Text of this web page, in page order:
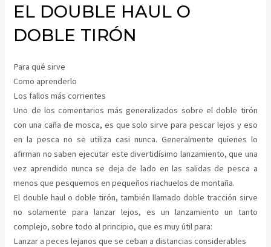
EL DOUBLE HAUL O
DOBLE TIRÓN
Para qué sirve
Como aprenderlo
Los fallos más corrientes
Uno de los comentarios más generalizados sobre el doble tirón
con una caña de mosca, es que solo sirve para pescar lejos y eso
en la pesca no se utiliza casi nunca. Generalmente quienes lo
afirman no saben ejecutar este divertidísimo lanzamiento, que una
vez aprendido nunca se deja de lado en las salidas de pesca a
menos que pesquemos en pequeños riachuelos de montaña.
El double haul o doble tirón, también llamado doble tracción sirve
no solamente para lanzar lejos, es un lanzamiento un tanto
complejo, sobre todo al principio, que es muy útil para:
Lanzar a peces lejanos que se ceban a distancias considerables